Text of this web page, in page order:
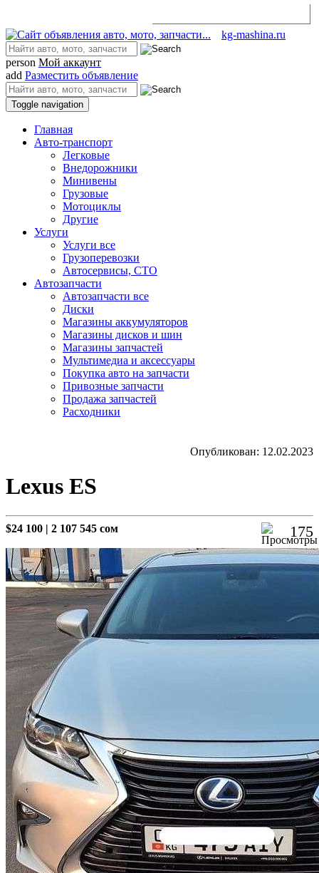
kg-mashina.ru
person Мой аккаунт
add Разместить объявление
Toggle navigation
Главная
Авто-транспорт
Легковые
Внедорожники
Минивены
Грузовые
Мотоциклы
Другие
Услуги
Услуги все
Грузоперевозки
Автосервисы, СТО
Автозапчасти
Автозапчасти все
Диски
Магазины аккумуляторов
Магазины дисков и шин
Магазины запчастей
Мультимедиа и аксессуары
Покупка авто на запчасти
Привозные запчасти
Продажа запчастей
Расходники
Опубликован: 12.02.2023
Lexus ES
$24 100 | 2 107 545 сом 175